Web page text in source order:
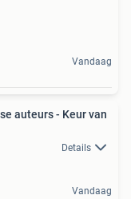
Vandaag
auteurs - Keur van
Details
Vandaag